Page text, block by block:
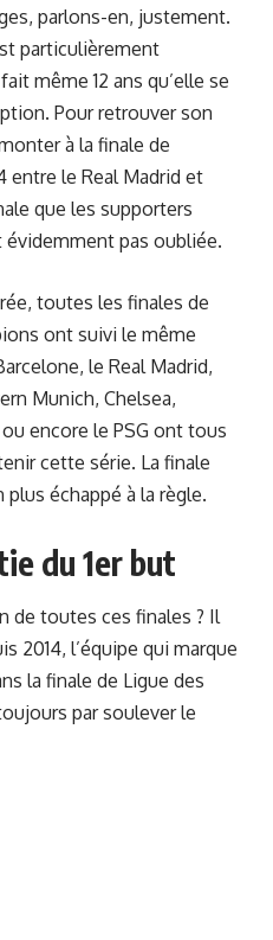
parlons-en, justement.
particulièrement
même 12 ans qu’elle se
Pour retrouver son
à la finale de
entre le Real Madrid et
que les supporters
évidemment pas oubliée.
toutes les finales de
ont suivi le même
le Real Madrid,
Munich, Chelsea,
encore le PSG ont tous
cette série. La finale
plus échappé à la règle.
du 1er but
de toutes ces finales ? Il
2014, l’équipe qui marque
la finale de Ligue des
par soulever le